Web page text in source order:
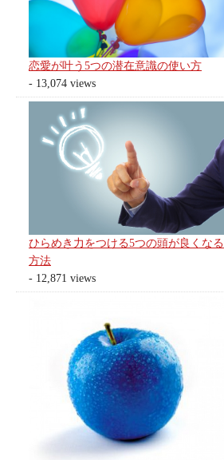
恋愛が叶う5つの潜在意識の使い方
- 13,074 views
ひらめき力をつける5つの頭が良くなる
方法
- 12,871 views